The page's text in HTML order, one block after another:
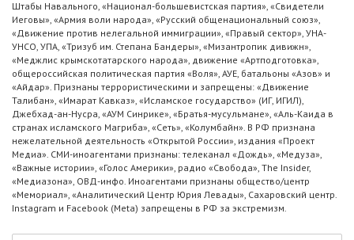
Штабы Навального, «Национал-большевистская партия», «Свидетели
Иеговы», «Армия воли народа», «Русский общенациональный союз»,
«Движение против нелегальной иммиграции», «Правый сектор», УНА-
УНСО, УПА, «Тризуб им. Степана Бандеры», «Мизантропик дивижн»,
«Меджлис крымскотатарского народа», движение «Артподготовка»,
общероссийская политическая партия «Воля», АУЕ, батальоны «Азов» и
«Айдар». Признаны террористическими и запрещены: «Движение
Талибан», «Имарат Кавказ», «Исламское государство» (ИГ, ИГИЛ),
Джебхад-ан-Нусра, «АУМ Синрике», «Братья-мусульмане», «Аль-Каида в
странах исламского Магриба», «Сеть», «Колумбайн». В РФ признана
нежелательной деятельность «Открытой России», издания «Проект
Медиа». СМИ-иноагентами признаны: телеканал «Дождь», «Медуза»,
«Важные истории», «Голос Америки», радио «Свобода», The Insider,
«Медиазона», ОВД-инфо. Иноагентами признаны общество/центр
«Мемориал», «Аналитический Центр Юрия Левады», Сахаровский центр.
Instagram и Facebook (Metа) запрещены в РФ за экстремизм.